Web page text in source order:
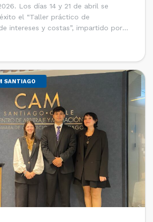
Los días 14 y 21 de abril se
el “Taller práctico de
intereses y costas”, impartido por
de Chile y Magíster en Economía
de Chicago) y María Luisa Petitpas
SANTIAGO